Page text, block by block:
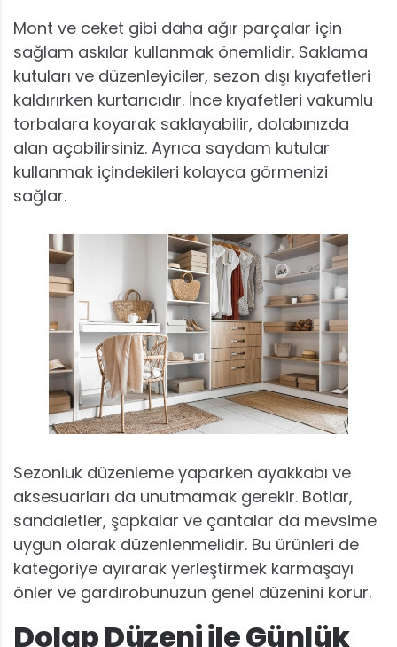
Mont ve ceket gibi daha ağır parçalar için
sağlam askılar kullanmak önemlidir. Saklama
kutuları ve düzenleyiciler, sezon dışı kıyafetleri
kaldırırken kurtarıcıdır. İnce kıyafetleri vakumlu
torbalara koyarak saklayabilir, dolabınızda
alan açabilirsiniz. Ayrıca saydam kutular
kullanmak içindekileri kolayca görmenizi
sağlar.
Sezonluk düzenleme yaparken ayakkabı ve
aksesuarları da unutmamak gerekir. Botlar,
sandaletler, şapkalar ve çantalar da mevsime
uygun olarak düzenlenmelidir. Bu ürünleri de
kategoriye ayırarak yerleştirmek karmaşayı
önler ve gardırobunuzun genel düzenini korur.
Dolap Düzeni ile Günlük